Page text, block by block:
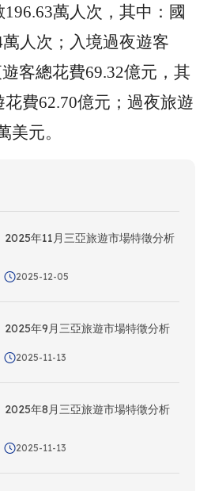
196.63萬人次，其中：國
萬人次；入境過夜遊客
客總花費69.32億元，其
花費62.70億元；過夜旅遊
美元。
2025年11月三亞旅遊市場特徵分析
2025-12-05
2025年9月三亞旅遊市場特徵分析
2025-11-13
2025年8月三亞旅遊市場特徵分析
2025-11-13